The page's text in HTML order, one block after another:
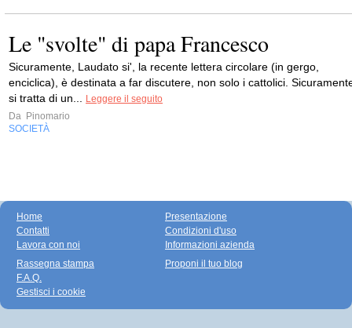
Le "svolte" di papa Francesco
Sicuramente, Laudato si', la recente lettera circolare (in gergo,
enciclica), è destinata a far discutere, non solo i cattolici.
si tratta di un...
Leggere il seguito
Da Pinomario
SOCIETÀ
Home
Contatti
Lavora con noi
Presentazione
Condizioni d'uso
Informazioni azienda
Rassegna stampa
F.A.Q.
Gestisci i cookie
Proponi il tuo blog